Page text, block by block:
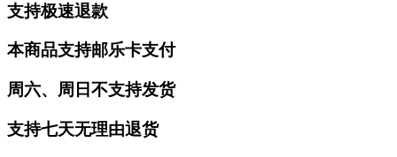
支持极速退款
本商品支持邮乐卡支付
周六、周日不支持发货
支持七天无理由退货